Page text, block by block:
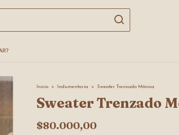
Inicio > Indumentaria > Sweater Trenzado Mónica
Sweater Trenzado
$80.000,00